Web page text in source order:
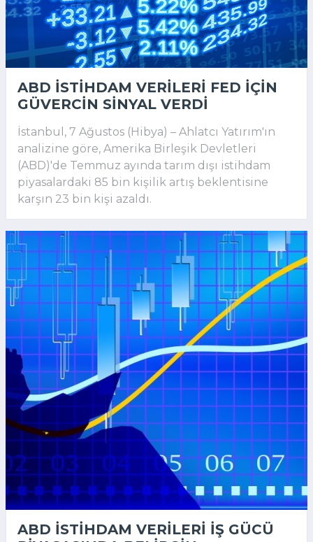
ABD ISTIHDAM VERILERI FED IÇIN
GÜVERCIN SINYAL VERDI
İstanbul, 7 Ağustos (Hibya) – Ahlatcı Yatırım'ın
analizine göre, Amerika Birleşik Devletleri
(ABD)'de Temmuz ayında tarım dışı istihdam
piyasalardaki 85 bin kişilik artış beklentisine
karşın 23 bin kişi azaldı.
ABD ISTIHDAM VERILERI IŞ GÜCÜ